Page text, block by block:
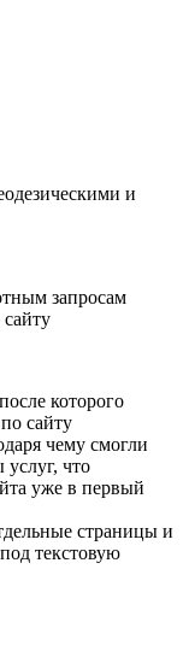
и
запросам
которого
сайту
чему смогли
услуг, что
уже в первый
страницы и
текстовую